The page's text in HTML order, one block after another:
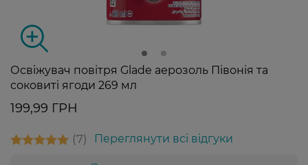
Освіжувач повітря Glade аерозоль Півонія та
соковиті ягоди 269 мл
199,99 ГРН
7 Переглянути всі відгуки